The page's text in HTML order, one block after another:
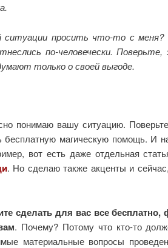
просить что-то с меня?
по-человечески.
только о своей выгоде.
понимаю вашу ситуацию.
бесплатную магическую помощь. И
вот есть даже отдельная
. Но сделаю также акценты и
сделать для вас все бесплатно,
. Почему? Потому что кто-то
материальные вопросы